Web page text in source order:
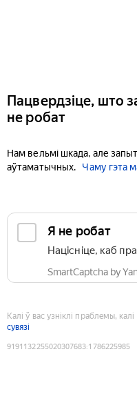
Пацвердзіце, што
не робат
Нам вельмі шкада, але
аўтаматычных.
Чаму гэта
Я не робат
Націсніце, каб
SmartCaptcha by
Калі ў вас узніклі праблемы,
сувязі
9191132255020307683:1786225985